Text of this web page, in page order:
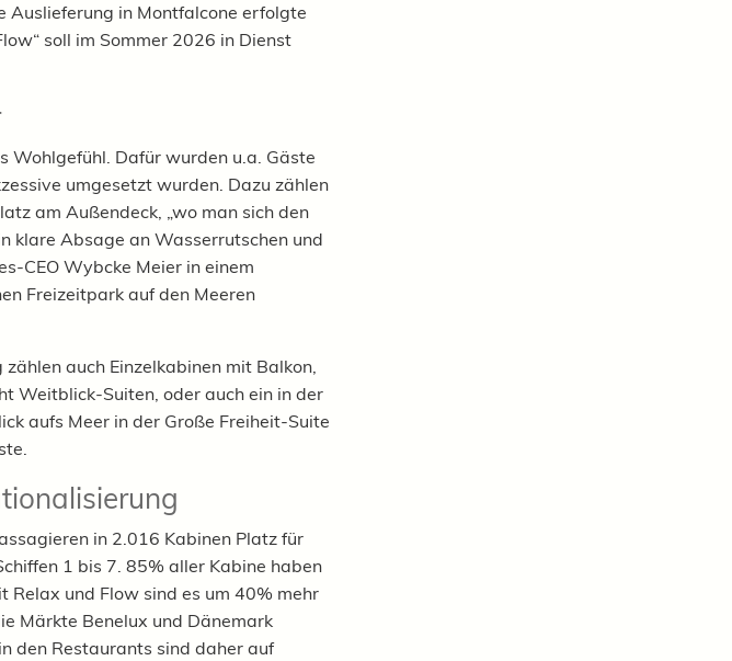
Auslieferung in Montfalcone erfolgte
soll im Sommer 2026 in Dienst
Wohlgefühl. Dafür wurden u.a. Gäste
umgesetzt wurden. Dazu zählen
am Außendeck, „wo man sich den
klare Absage an Wasserrutschen und
CEO Wybcke Meier in einem
Freizeitpark auf den Meeren
auch Einzelkabinen mit Balkon,
Weitblick-Suiten, oder auch ein in der
aufs Meer in der Große Freiheit-Suite
in 2.016 Kabinen Platz für
1 bis 7. 85% aller Kabine haben
und Flow sind es um 40% mehr
Märkte Benelux und Dänemark
den Restaurants sind daher auf